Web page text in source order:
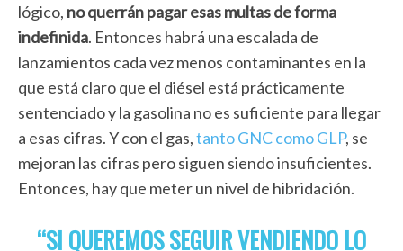
lógico, no querrán pagar esas multas de forma
indefinida. Entonces habrá una escalada de
lanzamientos cada vez menos contaminantes en la
que está claro que el diésel está prácticamente
sentenciado y la gasolina no es suficiente para llegar
a esas cifras. Y con el gas,tanto GNC como GLP, se
mejoran las cifras pero siguen siendo insuficientes.
Entonces, hay que meter un nivel de hibridación.
“SI QUEREMOS SEGUIR VENDIENDO LO